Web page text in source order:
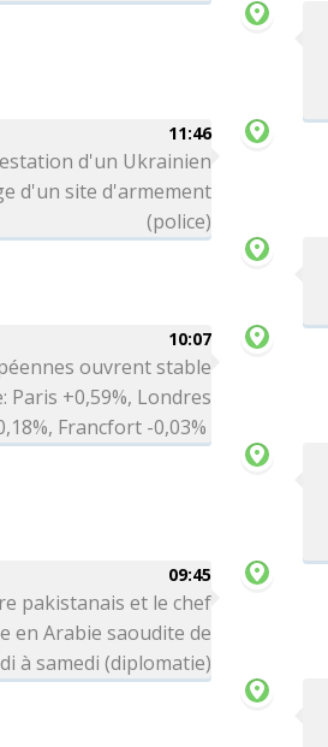
11:46
d'un Ukrainien
d'un site d'armement
(police)
10:07
ouvrent stable
Paris +0,59%, Londres
Francfort -0,03%
09:45
pakistanais et le chef
en Arabie saoudite de
à samedi (diplomatie)